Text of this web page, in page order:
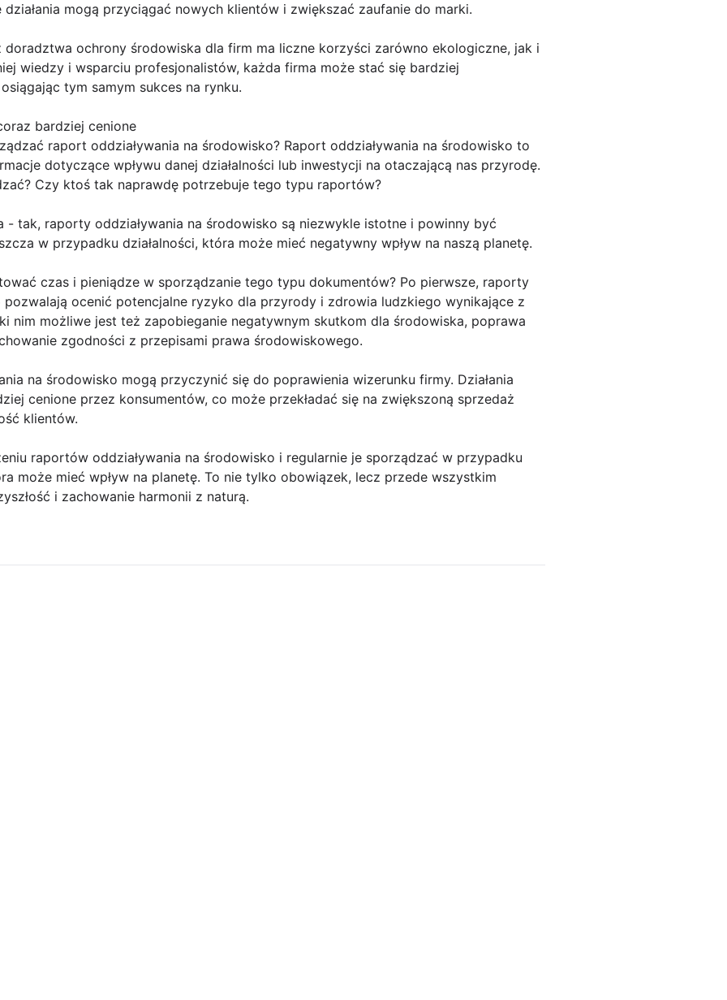
mogą przyciągać nowych klientów i zwiększać zaufanie do marki.
doradztwa ochrony środowiska dla firm ma liczne korzyści zarówno ekologiczne, jak i
wiedzy i wsparciu profesjonalistów, każda firma może stać się bardziej
tym samym sukces na rynku.
bardziej cenione
raport oddziaływania na środowisko? Raport oddziaływania na środowisko to
dotyczące wpływu danej działalności lub inwestycji na otaczającą nas przyrodę.
Czy ktoś tak naprawdę potrzebuje tego typu raportów?
- tak, raporty oddziaływania na środowisko są niezwykle istotne i powinny być
w przypadku działalności, która może mieć negatywny wpływ na naszą planetę.
czas i pieniądze w sporządzanie tego typu dokumentów? Po pierwsze, raporty
pozwalają ocenić potencjalne ryzyko dla przyrody i zdrowia ludzkiego wynikające z
nim możliwe jest też zapobieganie negatywnym skutkom dla środowiska, poprawa
zgodności z przepisami prawa środowiskowego.
na środowisko mogą przyczynić się do poprawienia wizerunku firmy. Działania
cenione przez konsumentów, co może przekładać się na zwiększoną sprzedaż
klientów.
raportów oddziaływania na środowisko i regularnie je sporządzać w przypadku
może mieć wpływ na planetę. To nie tylko obowiązek, lecz przede wszystkim
i zachowanie harmonii z naturą.